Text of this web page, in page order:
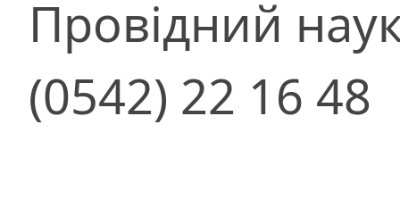
Провідний
(0542) 22 16 48